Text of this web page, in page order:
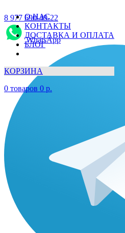
О НАС
КОНТАКТЫ
ДОСТАВКА И ОПЛАТА
БЛОГ
КОРЗИНА
0 товаров 0 р.
8 977 690-49-22
WhatsApp